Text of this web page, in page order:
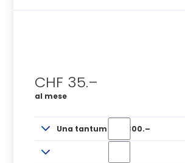
CHF 35.–
al mese
Una tantum CHF 300.–
Cartella per la ricezione degli allarmi: